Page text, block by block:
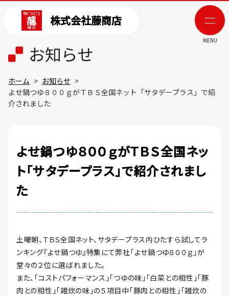
株式会社藤商店
MENU
お知らせ
ホーム
お知らせ
よせ鍋つゆ８００ｇがＴＢＳ全国ネット「サタデープラス」で紹
介されました
よせ鍋つゆ８００ｇがＴＢＳ全国ネッ
ト「サタデープラス」で紹介されまし
た
土曜朝、ＴＢＳ全国ネット、サタデープラス内ひたすら試してラ
ンキング『よせ鍋つゆ』特集にて弊社「よせ鍋つゆ８００ｇ」が
堂々の２位に選ばれました。
また、「コストパフォーマンス」「つゆの味」「白菜との相性」「豚
肉との相性」「雑炊の味」の５項目中「豚肉との相性」「雑炊の